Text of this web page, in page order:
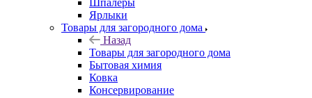
Шпалеры
Ярлыки
Товары для загородного дома
Назад
Товары для загородного дома
Бытовая химия
Ковка
Консервирование